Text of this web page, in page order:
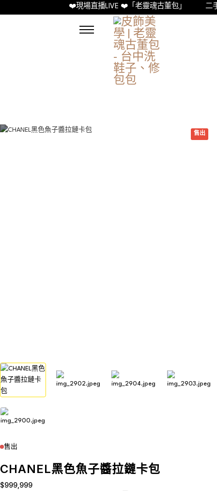
❤️現場直播LIVE ❤️「老靈魂古董包」 二
售出
CHANEL黑色魚子醬拉鏈卡包
$999,999